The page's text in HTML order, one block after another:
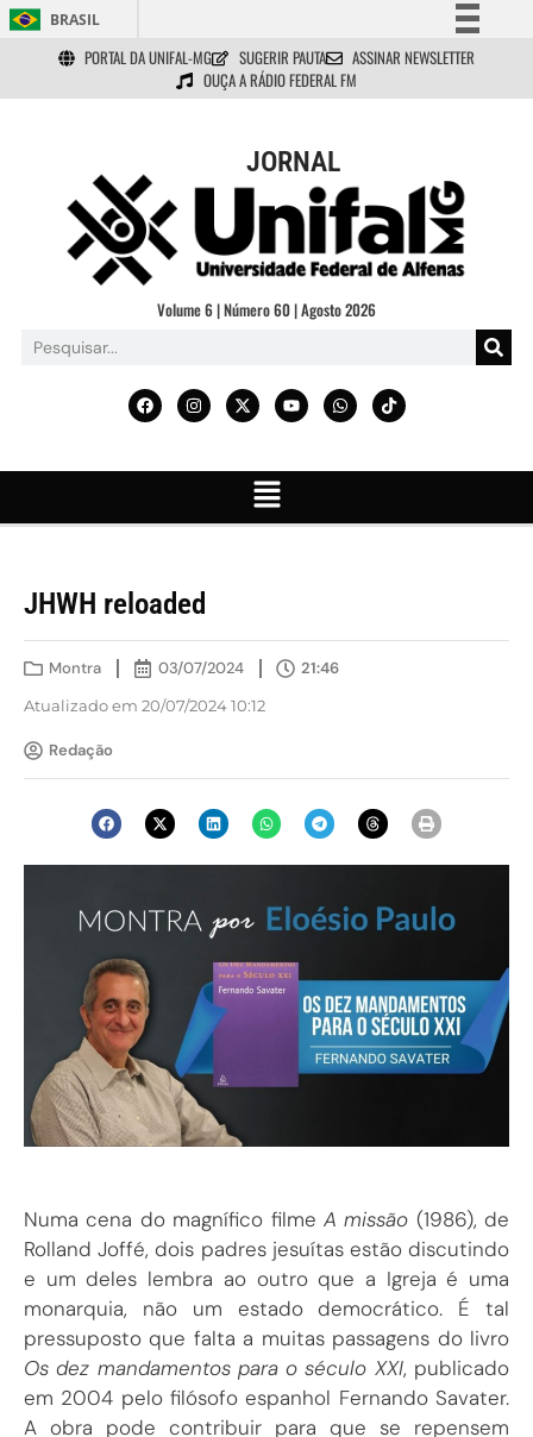
BRASIL
Simplifique!
Comunica BR
Acesso à informação
Legislação
Canais
PORTAL DA UNIFAL-MG SUGERIR PAUTA
ASSINAR NEWSLETTER
OUÇA A RÁDIO FEDERAL FM
JORNAL
Volume 6 | Número 60 | Agosto 2026
JHWH reloaded
Montra 03/07/2024 21:46
Atualizado em 20/07/2024 10:12
Redação
Numa cena do magnífico filme A missão (1986), de
Rolland Joffé, dois padres jesuítas estão discutindo
e um deles lembra ao outro que a Igreja é uma
monarquia, não um estado democrático. É tal
pressuposto que falta a muitas passagens do livro
Os dez mandamentos para o século XXI, publicado
em 2004 pelo filósofo espanhol Fernando Savater.
A obra pode contribuir para que se repensem